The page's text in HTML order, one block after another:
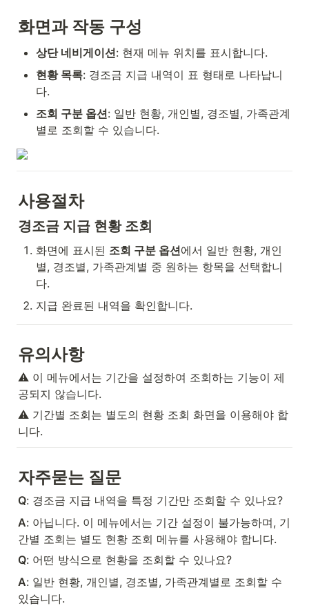
화면과 작동 구성
상단 네비게이션: 현재 메뉴 위치를 표시합니다.
현황 목록: 경조금 지급 내역이 표 형태로 나타납니
다.
조회 구분 옵션: 일반 현황, 개인별, 경조별, 가족관계
별로 조회할 수 있습니다.
사용절차
경조금 지급 현황 조회
화면에 표시된 조회 구분 옵션에서 일반 현황, 개인
별, 경조별, 가족관계별 중 원하는 항목을 선택합니
다.
지급 완료된 내역을 확인합니다.
유의사항
⚠️ 이 메뉴에서는 기간을 설정하여 조회하는 기능이 제
공되지 않습니다.
⚠️ 기간별 조회는 별도의 현황 조회 화면을 이용해야 합
니다.
자주묻는 질문
Q: 경조금 지급 내역을 특정 기간만 조회할 수 있나요?
A: 아닙니다. 이 메뉴에서는 기간 설정이 불가능하며, 기
간별 조회는 별도 현황 조회 메뉴를 사용해야 합니다.
Q: 어떤 방식으로 현황을 조회할 수 있나요?
A: 일반 현황, 개인별, 경조별, 가족관계별로 조회할 수
있습니다.